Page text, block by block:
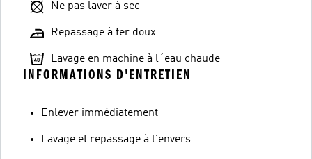
Ne pas laver à sec
Repassage à fer doux
Lavage en machine à l´eau chaude
INFORMATIONS D'ENTRETIEN
Enlever immédiatement
Lavage et repassage à l'envers